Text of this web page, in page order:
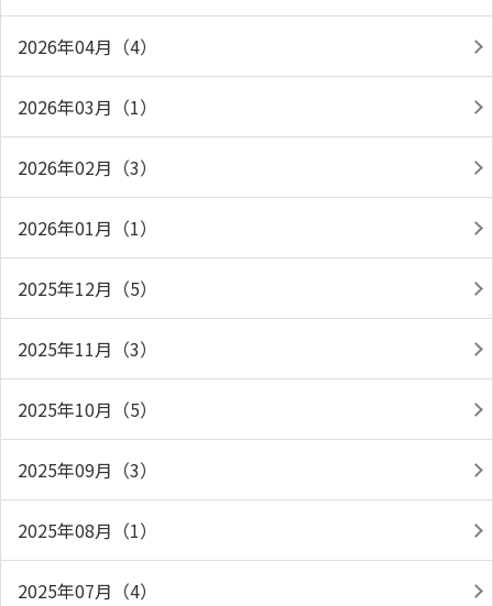
2026年04月（4）
2026年03月（1）
2026年02月（3）
2026年01月（1）
2025年12月（5）
2025年11月（3）
2025年10月（5）
2025年09月（3）
2025年08月（1）
2025年07月（4）